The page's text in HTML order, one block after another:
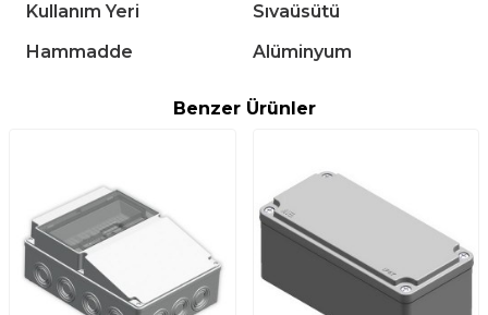
Kullanım Yeri
Sıvaüsütü
Hammadde
Alüminyum
Benzer Ürünler